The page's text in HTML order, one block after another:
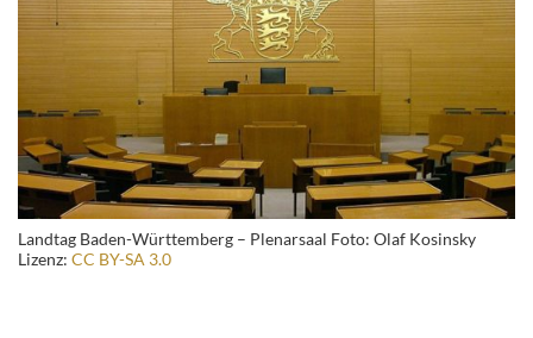
Landtag Baden-Württemberg – Plenarsaal Foto: Olaf Kosinsky
Lizenz: CC BY-SA 3.0